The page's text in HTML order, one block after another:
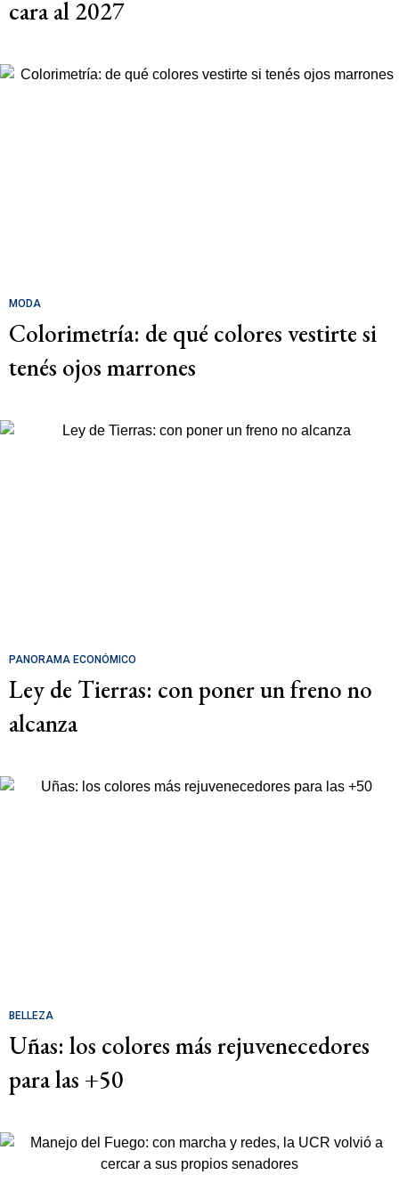
cara al 2027
MODA
Colorimetría: de qué colores vestirte si
tenés ojos marrones
PANORAMA ECONÓMICO
Ley de Tierras: con poner un freno no
alcanza
BELLEZA
Uñas: los colores más rejuvenecedores
para las +50